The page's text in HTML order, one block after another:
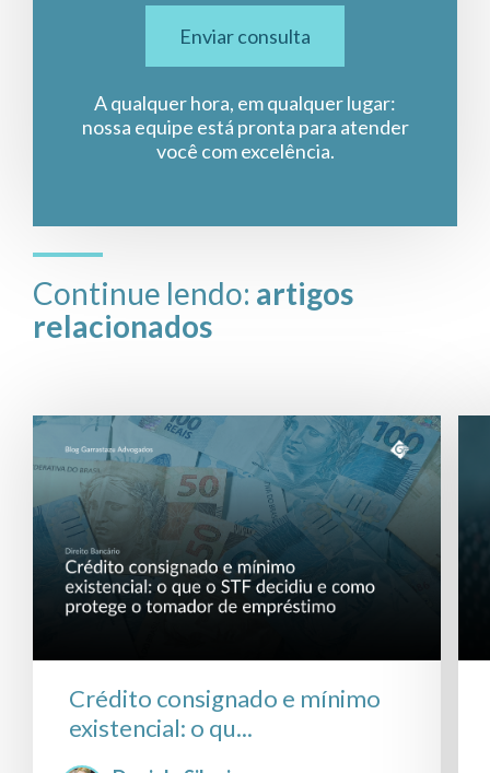
Enviar consulta
A qualquer hora, em qualquer lugar:
nossa equipe está pronta para atender
você com excelência.
Continue lendo: artigos
relacionados
Crédito consignado e mínimo
existencial: o qu...